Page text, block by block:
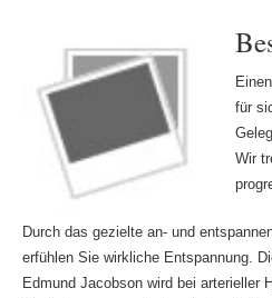
für
Wir
Durch das gezielte an- und
erfühlen Sie wirkliche Entspannung.
Edmund Jacobson wird bei arterieller